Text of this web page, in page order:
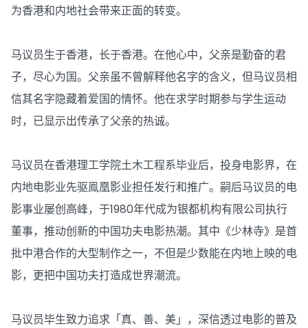
为香港和内地社会带来正面的转变。
马议员生于香港，长于香港。在他心中，父亲是勤奋的君
子，尽心为国。父亲虽不曾解释他名字的含义，但马议员相
信其名字隐藏着爱国的情怀。他在求学时期参与学生运动
时，已显示出传承了父亲的热诚。
马议员在香港理工学院土木工程系毕业后，投身电影界，在
内地电影业先驱鳯凰影业担任发行和推广。嗣后马议员的电
影事业屡创高峰，于1980年代成为银都机构有限公司执行
董事，推动创新的中国功夫电影热潮。其中《少林寺》是首
批中港合作的大型制作之一，不但是少数能在内地上映的电
影，更把中国功夫打造成世界潮流。
马议员毕生致力追求「真、善、美」，深信透过电影的普及